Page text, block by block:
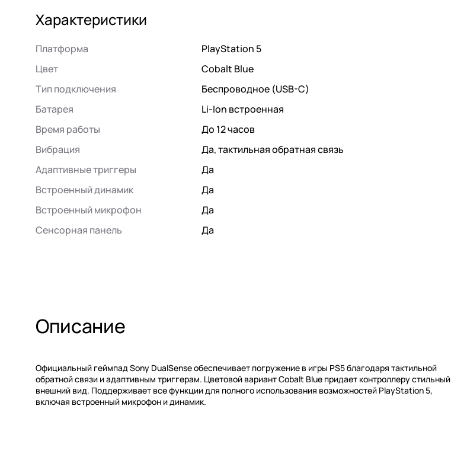
Характеристики
Платформа
PlayStation 5
Цвет
Cobalt Blue
Тип подключения
Беспроводное (USB-C)
Батарея
Li-Ion встроенная
Время работы
До 12 часов
Вибрация
Да, тактильная обратная связь
Адаптивные триггеры
Да
Встроенный динамик
Да
Встроенный микрофон
Да
Сенсорная панель
Да
Описание
Официальный геймпад Sony DualSense обеспечивает погружение в игры PS5 благодаря тактильной
обратной связи и адаптивным триггерам. Цветовой вариант Cobalt Blue придает контроллеру стильный
внешний вид. Поддерживает все функции для полного использования возможностей PlayStation 5,
включая встроенный микрофон и динамик.